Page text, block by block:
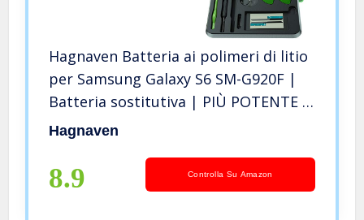
Hagnaven Batteria ai polimeri di litio
per Samsung Galaxy S6 SM-G920F |
Batteria sostitutiva | PIÙ POTENTE |
2700 mAh | CELLE DI ALTA QUALITÀ |
BG920ABE
Hagnaven
8.9 Controlla Su Amazon